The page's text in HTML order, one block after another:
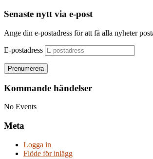
Senaste nytt via e-post
Ange din e-postadress för att få alla nyheter
E-postadress
Prenumerera
Kommande händelser
No Events
Meta
Logga in
Flöde för inlägg